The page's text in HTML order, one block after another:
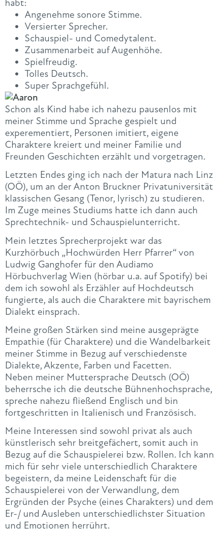
habt:
Angenehme sonore Stimme.
Versierter Sprecher.
Schauspiel- und Comedytalent.
Zusammenarbeit auf Augenhöhe.
Spielfreudig.
Tolles Deutsch.
Super Sprachgefühl.
Schon als Kind habe ich nahezu pausenlos mit
meiner Stimme und Sprache gespielt und
experementiert, Personen imitiert, eigene
Charaktere kreiert und meiner Familie und
Freunden Geschichten erzählt und vorgetragen.
Letzten Endes ging ich nach der Matura nach Linz
(OÖ), um an der Anton Bruckner Privatuniversität
klassischen Gesang (Tenor, lyrisch) zu studieren.
Im Zuge meines Studiums hatte ich dann auch
Sprechtechnik- und Schauspielunterricht.
Mein letztes Sprecherprojekt war das
Kurzhörbuch „Hochwürden Herr Pfarrer“ von
Ludwig Ganghofer für den Audiamo
Hörbuchverlag Wien (hörbar u.a. auf Spotify) bei
dem ich sowohl als Erzähler auf Hochdeutsch
fungierte, als auch die Charaktere mit bayrischem
Dialekt einsprach.
Meine großen Stärken sind meine ausgeprägte
Empathie (für Charaktere) und die Wandelbarkeit
meiner Stimme in Bezug auf verschiedenste
Dialekte, Akzente, Farben und Facetten.
Neben meiner Muttersprache Deutsch (OÖ)
beherrsche ich die deutsche Bühnenhochsprache,
spreche nahezu fließend Englisch und bin
fortgeschritten in Italienisch und Französisch.
Meine Interessen sind sowohl privat als auch
künstlerisch sehr breitgefächert, somit auch in
Bezug auf die Schauspielerei bzw. Rollen. Ich kann
mich für sehr viele unterschiedlich Charaktere
begeistern, da meine Leidenschaft für die
Schauspielerei von der Verwandlung, dem
Ergründen der Psyche (eines Charakters) und dem
Er-/ und Ausleben unterschiedlichster Situation
und Emotionen herrührt.